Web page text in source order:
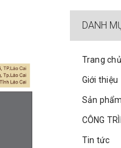
DANH
Trang chủ
Giới thiệu
Sản phẩm
CÔNG
Tin tức